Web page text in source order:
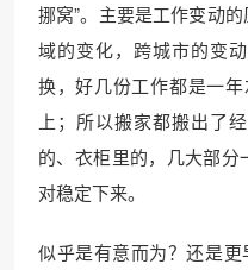
挪窝”。主要是工作变动
域的变化，跨城市的变
换，好几份工作都是一
上；所以搬家都搬出了
的、衣柜里的，几大部
对稳定下来。
似乎是有意而为？还是更